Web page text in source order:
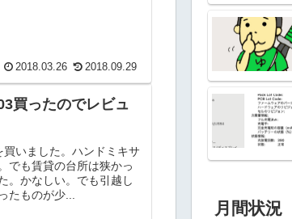
2018.03.26 2018.09.29
買ったのでレビュ
いました。ハンドミキサ
でも賃貸の台所は狭かっ
。かなしい。でも引越し
たものが少...
月間状況